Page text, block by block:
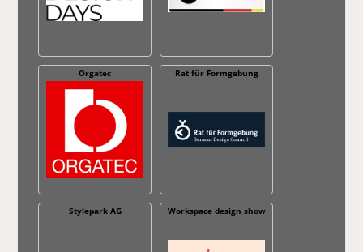
Orgatec Rat für Formgebung
Stylepark AG Workspace design show